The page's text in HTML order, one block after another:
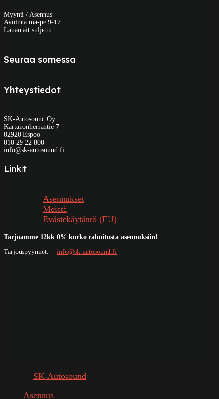
Myynti / Asennus
Avoinna ma-pe 9-17
Lauantait suljettu
Seuraa somessa
Yhteystiedot
SK-Autosound Oy
Kartanonherrantie 7
02920 Espoo
010 29 22 800
info@sk-autosound.fi
Linkit
Asennukset
Meistä
Evästekäytäntö (EU)
Tarjoamme 12kk 0% korko rahoitusta asennuksiin!
Tarjouspyynnöt: info@sk-autosound.fi
SK-Autosound
Asennus